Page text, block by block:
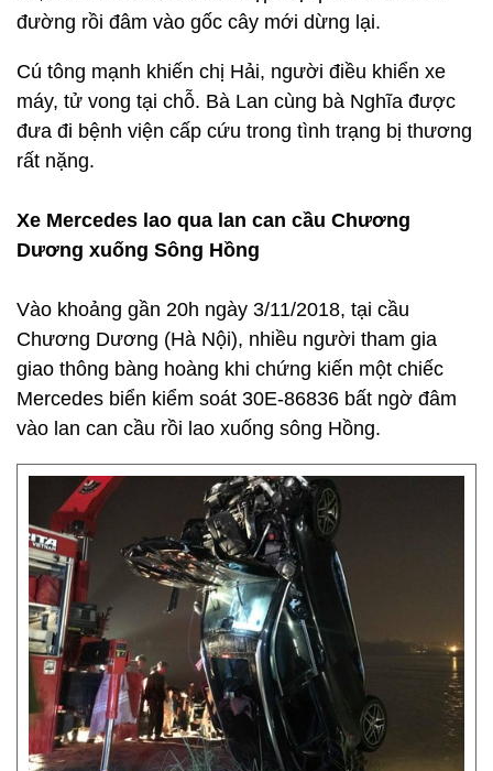
đường rồi đâm vào gốc cây mới dừng lại.
Cú tông mạnh khiến chị Hải, người điều khiển xe
máy, tử vong tại chỗ. Bà Lan cùng bà Nghĩa được
đưa đi bệnh viện cấp cứu trong tình trạng bị thương
rất nặng.
Xe Mercedes lao qua lan can cầu Chương
Dương xuống Sông Hồng
Vào khoảng gần 20h ngày 3/11/2018, tại cầu
Chương Dương (Hà Nội), nhiều người tham gia
giao thông bàng hoàng khi chứng kiến một chiếc
Mercedes biển kiểm soát 30E-86836 bất ngờ đâm
vào lan can cầu rồi lao xuống sông Hồng.